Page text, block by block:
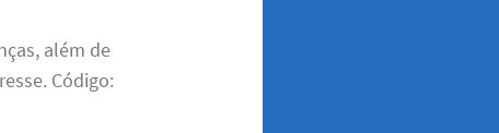
além de
Código: